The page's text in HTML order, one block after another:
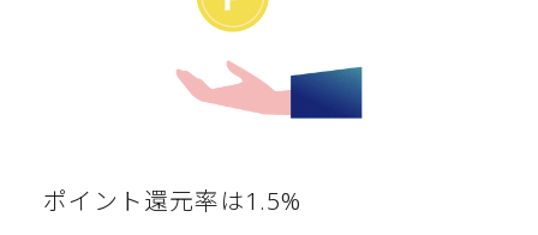
ポイント還元率は1.5%